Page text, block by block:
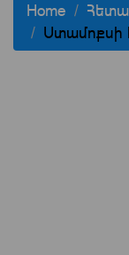
Home
Ստամոքսի